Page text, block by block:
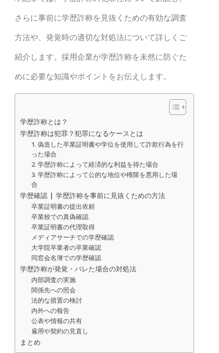
さらに事前に学歴詐称を見抜くための有効な調査
方法や、発覚時の適切な対処法について詳しくご
紹介します。採用企業が学歴詐称を未然に防ぐた
めに必要な知識やポイントをお伝えします。
学歴詐称とは？
学歴詐称は犯罪？犯罪になるケースとは
1. 偽造した卒業証明書や学位を使用して詐欺行為を行
った場合
2. 学歴詐称によって経済的な利益を得た場合
3. 学歴詐称によって公的な地位や権限を悪用した場
合
学歴確認 | 学歴詐称を事前に見抜くための方法
卒業証明書の提出依頼
卒業校での真偽確認
卒業証明書の代理取得
メディアサーチでの学歴確認
大学院卒業者の卒業確認
同窓会名簿での学歴確認
学歴詐称が発覚・バレた場合の対処法
内部調査の実施
関係先への照会
法的な措置の検討
内外への報告
公表や情報の共有
雇用や契約の見直し
まとめ